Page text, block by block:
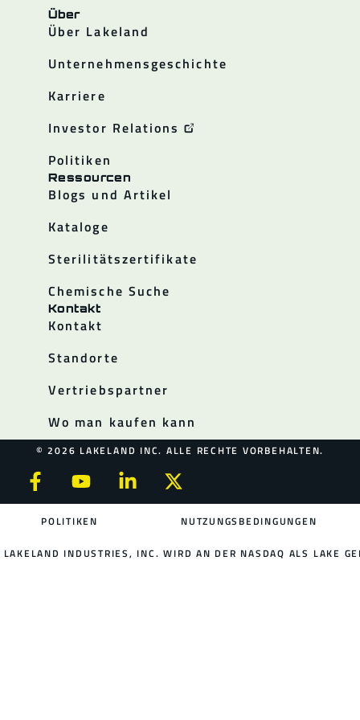
Über
Über Lakeland
Unternehmensgeschichte
Karriere
Investor Relations
Politiken
Ressourcen
Blogs und Artikel
Kataloge
Sterilitätszertifikate
Chemische Suche
Kontakt
Kontakt
Standorte
Vertriebspartner
Wo man kaufen kann
© 2026 LAKELAND INC. ALLE RECHTE VORBEHALTEN.
POLITIKEN NUTZUNGSBEDINGUNGEN
LAKELAND INDUSTRIES, INC. WIRD AN DER NASDAQ ALS LAKE